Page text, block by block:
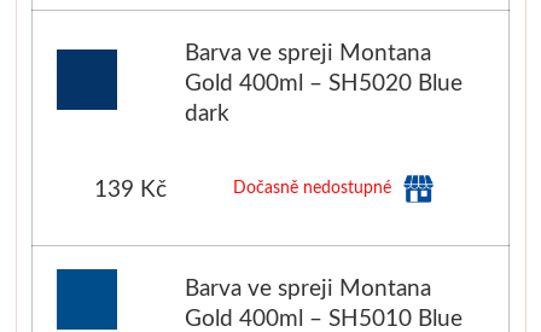
Barva ve spreji Montana
Gold 400ml – SH5020 Blue
dark
139 Kč Dočasně nedostupné
Barva ve spreji Montana
Gold 400ml – SH5010 Blue